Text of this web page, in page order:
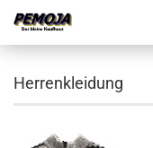
Herrenkleidung